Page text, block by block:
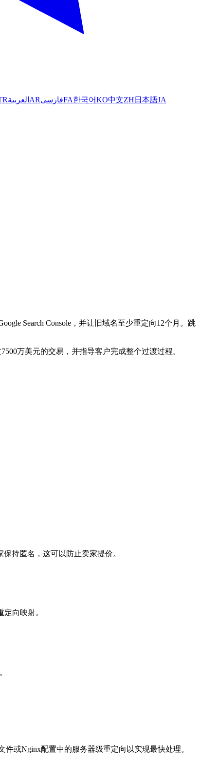
العربية ARفارسیFA한국어KO中文ZH 日本語JA
Search Console，并让旧域名至少重定向12个月。跳
万美元的交易，并指导客户完成整个过渡过程。
持匿名，这可以防止卖家提价。
向映射。
或Nginx配置中的服务器级重定向以实现最快处理。